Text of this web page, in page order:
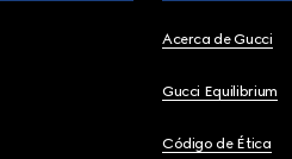
Acerca de Gucci
Gucci Equilibrium
Código de Ética